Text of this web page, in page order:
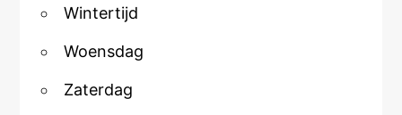
Wintertijd
Woensdag
Zaterdag